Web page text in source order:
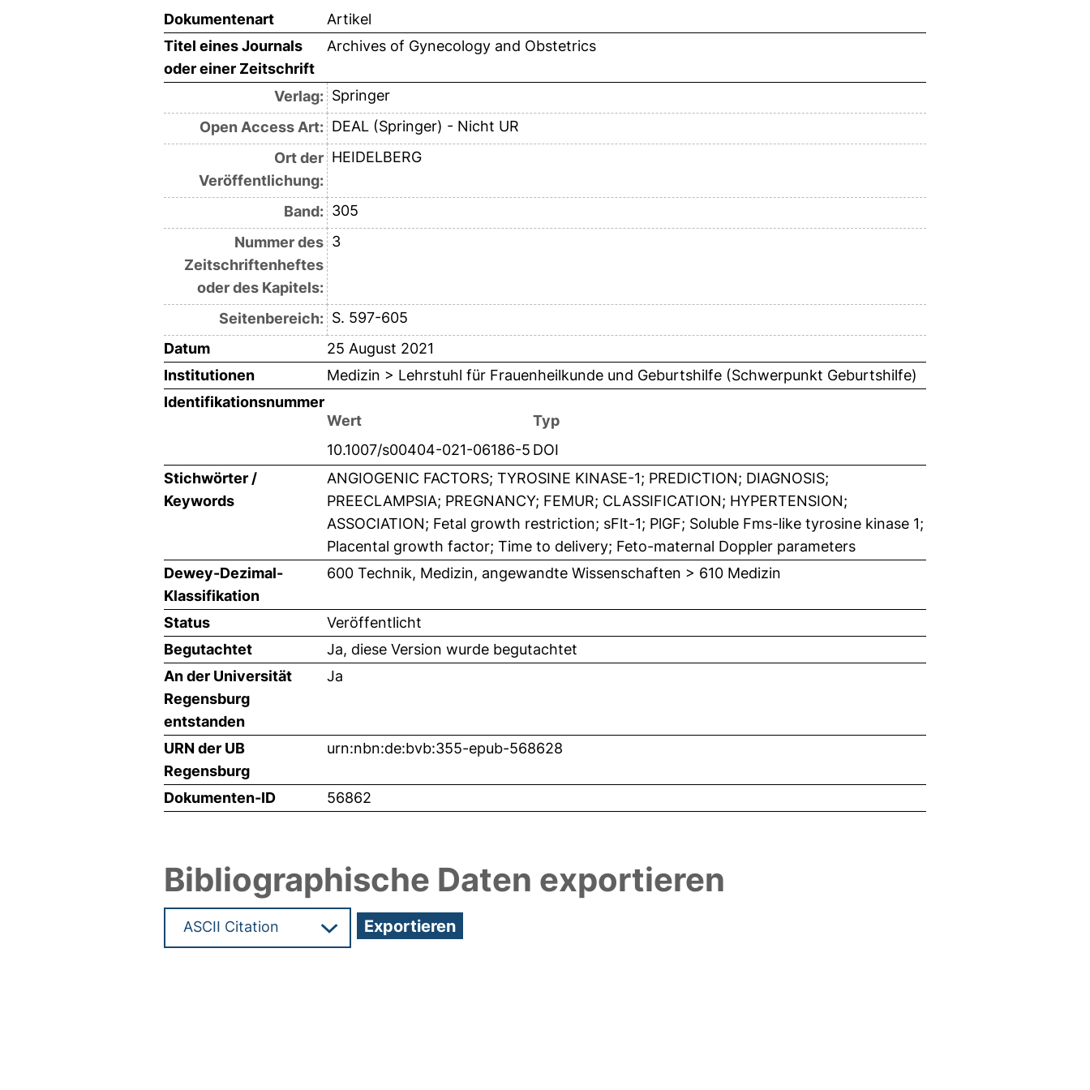
Dokumentenart
Artikel
Titel eines Journals
oder einer Zeitschrift
Archives of Gynecology and Obstetrics
Verlag: Springer
Open Access Art: DEAL (Springer) - Nicht UR
Ort der
Veröffentlichung:
HEIDELBERG
Band: 305
Nummer des
Zeitschriftenheftes
oder des Kapitels:
3
Seitenbereich: S. 597-605
Datum
25 August 2021
Institutionen
Medizin > Lehrstuhl für Frauenheilkunde und Geburtshilfe (Schwerpunkt Geburtshilfe)
Identifikationsnummer
Wert
Typ
10.1007/s00404-021-06186-5 DOI
Stichwörter /
Keywords
ANGIOGENIC FACTORS; TYROSINE KINASE-1; PREDICTION; DIAGNOSIS;
PREECLAMPSIA; PREGNANCY; FEMUR; CLASSIFICATION; HYPERTENSION;
ASSOCIATION; Fetal growth restriction; sFlt-1; PlGF; Soluble Fms-like tyrosine kinase 1;
Placental growth factor; Time to delivery; Feto-maternal Doppler parameters
Dewey-Dezimal-
Klassifikation
600 Technik, Medizin, angewandte Wissenschaften > 610 Medizin
Status
Veröffentlicht
Begutachtet
Ja, diese Version wurde begutachtet
An der Universität
Regensburg
entstanden
Ja
URN der UB
Regensburg
urn:nbn:de:bvb:355-epub-568628
Dokumenten-ID 56862
Bibliographische Daten exportieren